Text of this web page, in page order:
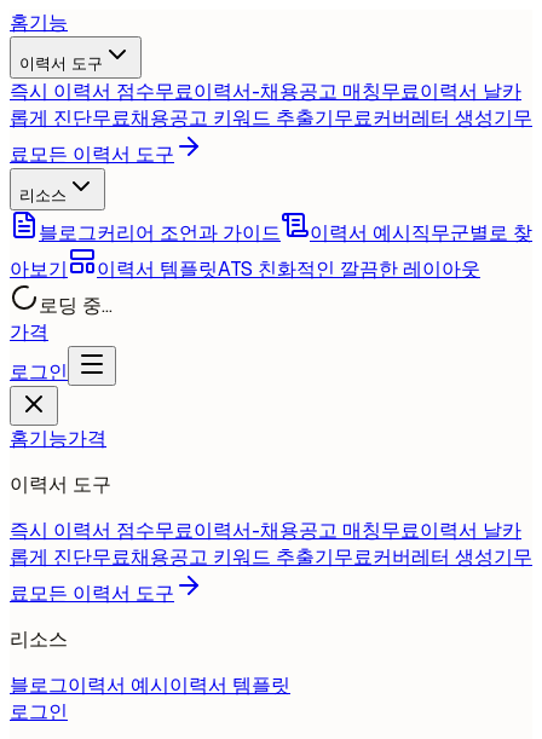
홈기능
이력서 도구
즉시 이력서 점수무료이력서-채용공고 매칭무료이력서 날카
롭게 진단무료채용공고 키워드 추출기무료커버레터 생성기무
료모든 이력서 도구
리소스
블로그커리어 조언과 가이드 이력서 예시직무군별로 찾
아보기
이력서 템플릿ATS 친화적인 깔끔한 레이아웃
로딩 중...
가격
로그인
홈기능가격
이력서 도구
즉시 이력서 점수무료이력서-채용공고 매칭무료이력서 날카
롭게 진단무료채용공고 키워드 추출기무료커버레터 생성기무
료모든 이력서 도구
리소스
블로그이력서 예시이력서 템플릿
로그인